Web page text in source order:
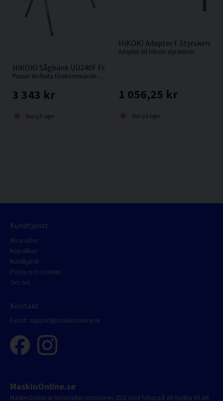
HiKOKI Sågbänk UU240F För Kap-/Gersåg
Passar de flesta förekommande kap-/gersågar.
3 343 kr
Slut på lager
HiKOKI Adapter f. Styrskena
Adapter till Hikoki styrskenor.
1 056,25 kr
Slut på lager
Kundtjänst
Mina sidor
Köpvillkor
Kundtjänst
Policy och cookies
Om oss
Kontakt
E-post: support@maskinonline.se
MaskinOnline.se
MaskinOnline.se lanserades sommaren 2021 med fokus på att hjälpa till att